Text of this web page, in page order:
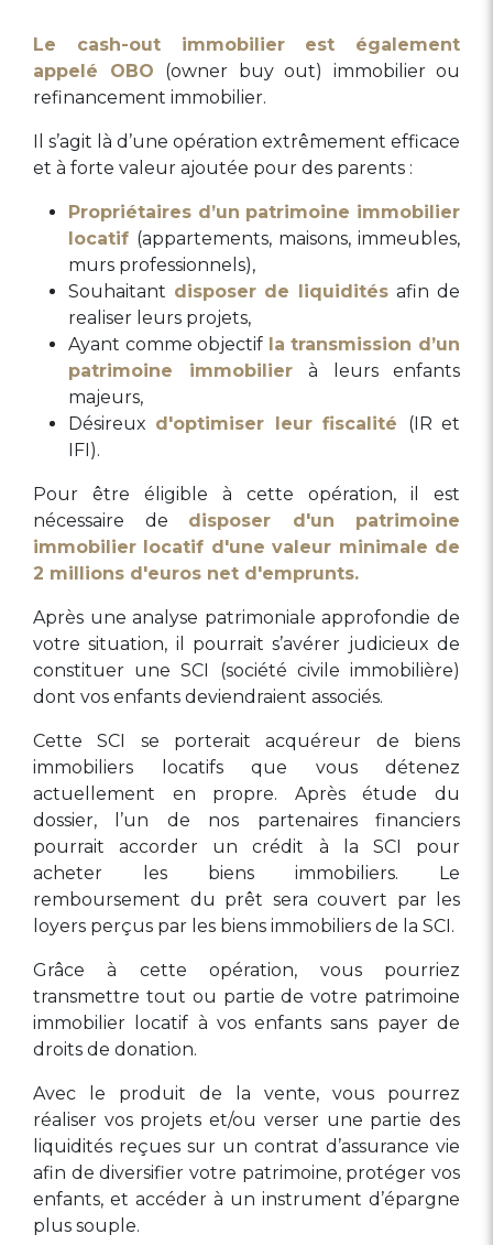
Le cash-out immobilier est également
appelé OBO (owner buy out) immobilier ou
refinancement immobilier.
Il s’agit là d’une opération extrêmement efficace
et à forte valeur ajoutée pour des parents :
Propriétaires d’un patrimoine immobilier
locatif (appartements, maisons, immeubles,
murs professionnels),
Souhaitant disposer de liquiditésafin de
realiser leurs projets,
Ayant comme objectif la transmission d’un
patrimoine immobilier à leurs enfants
majeurs,
Désireux d'optimiser leur fiscalité (IR et
IFI).
Pour être éligible à cette opération, il est
nécessaire de disposer d'un patrimoine
immobilier locatif d'une valeur minimale de
2 millions d'euros net d'emprunts.
Après une analyse patrimoniale approfondie de
votre situation, il pourrait s’avérer judicieux de
constituer une SCI (société civile immobilière)
dont vos enfants deviendraient associés.
Cette SCI se porterait acquéreur de biens
immobiliers locatifs que vous détenez
actuellement en propre. Après étude du
dossier, l’un de nos partenaires financiers
pourrait accorder un crédit à la SCI pour
acheter les biens immobiliers. Le
remboursement du prêt sera couvert par les
loyers perçus par les biens immobiliers de la SCI.
Grâce à cette opération, vous pourriez
transmettre tout ou partie de votre patrimoine
immobilier locatif à vos enfants sans payer de
droits de donation.
Avec le produit de la vente, vous pourrez
réaliser vos projets et/ou verser une partie des
liquidités reçues sur un contrat d’assurance vie
afin de diversifier votre patrimoine, protéger vos
enfants, et accéder à un instrument d’épargne
plus souple.